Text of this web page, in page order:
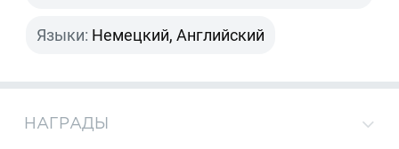
Языки: Немецкий, Английский
НАГРАДЫ